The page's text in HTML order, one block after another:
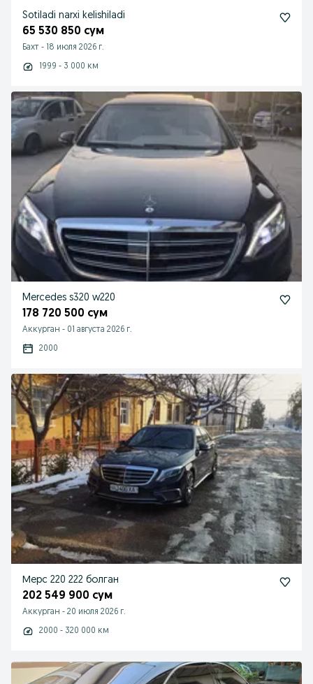
Sotiladi narxi kelishiladi
65 530 850 сум
Бахт - 18 июля 2026 г.
1999 - 3 000 км
Mercedes s320 w220
178 720 500 сум
Аккурган - 01 августа 2026 г.
2000
Мерс 220 222 болган
202 549 900 сум
Аккурган - 20 июля 2026 г.
2000 - 320 000 км